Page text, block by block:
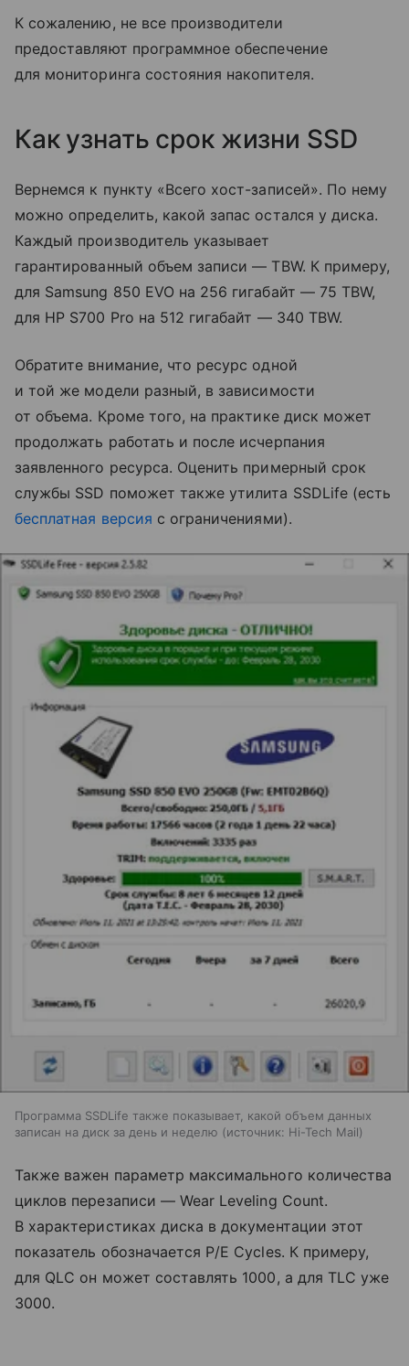
К сожалению, не все производители
предоставляют программное обеспечение
для мониторинга состояния накопителя.
Как узнать срок жизни SSD
Вернемся к пункту «Всего хост-записей». По нему
можно определить, какой запас остался у диска.
Каждый производитель указывает
гарантированный объем записи — TBW. К примеру,
для Samsung 850 EVO на 256 гигабайт — 75 TBW,
для HP S700 Pro на 512 гигабайт — 340 TBW.
Обратите внимание, что ресурс одной
и той же модели разный, в зависимости
от объема. Кроме того, на практике диск может
продолжать работать и после исчерпания
заявленного ресурса. Оценить примерный срок
службы SSD поможет также утилита SSDLife (есть
бесплатная версия с ограничениями).
Программа SSDLife также показывает, какой объем данных
записан на диск за день и неделю
источник: Hi-Tech Mail
Также важен параметр максимального количества
циклов перезаписи — Wear Leveling Count.
В характеристиках диска в документации этот
показатель обозначается P/E Cycles. К примеру,
для QLC он может составлять 1000, а для TLC уже
3000.